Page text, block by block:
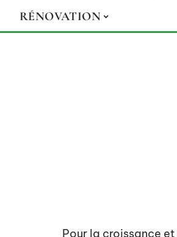
RÉNOVATION
Pour la croissance